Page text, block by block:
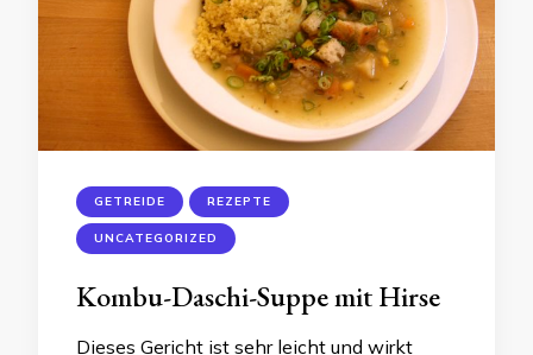
GETREIDE REZEPTE
UNCATEGORIZED
Kombu-Daschi-Suppe mit Hirse
Dieses Gericht ist sehr leicht und wirkt